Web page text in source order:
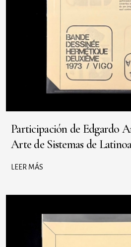
Participación de Edgardo
Arte de Sistemas de
LEER MÁS